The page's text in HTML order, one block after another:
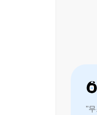
● 심리 마
시식 코너
사업을 하
"